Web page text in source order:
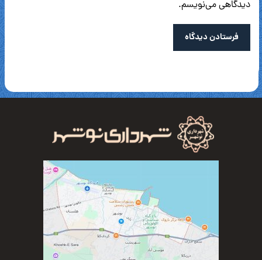
دیدگاهی می‌نویسم.
فرستادن دیدگاه